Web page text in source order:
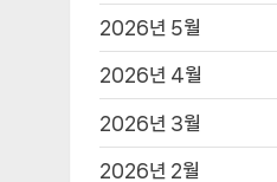
2026년 5월
2026년 4월
2026년 3월
2026년 2월